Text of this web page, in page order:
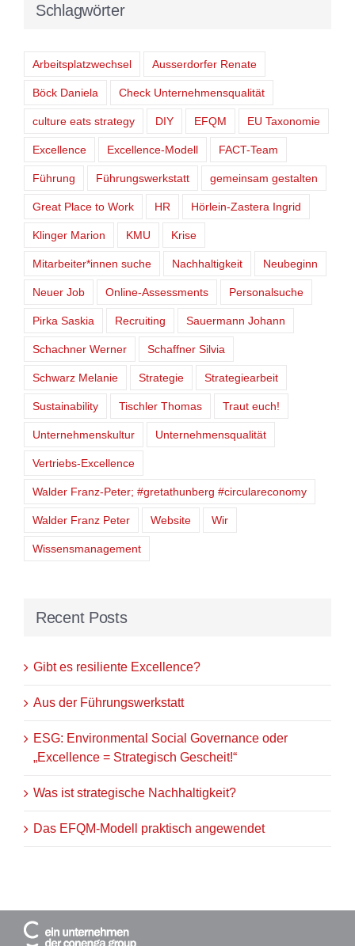
Schlagwörter
Arbeitsplatzwechsel Ausserdorfer Renate
Böck Daniela Check Unternehmensqualität
culture eats strategy DIY EFQM EU Taxonomie
Excellence Excellence-Modell FACT-Team
Führung Führungswerkstatt gemeinsam gestalten
Great Place to Work HR Hörlein-Zastera Ingrid
Klinger Marion KMU Krise
Mitarbeiter*innen suche Nachhaltigkeit Neubeginn
Neuer Job Online-Assessments Personalsuche
Pirka Saskia Recruiting Sauermann Johann
Schachner Werner Schaffner Silvia
Schwarz Melanie Strategie Strategiearbeit
Sustainability Tischler Thomas Traut euch!
Unternehmenskultur Unternehmensqualität
Vertriebs-Excellence
Walder Franz-Peter; #gretathunberg #circulareconomy
Walder Franz Peter Website Wir
Wissensmanagement
Recent Posts
Gibt es resiliente Excellence?
Aus der Führungswerkstatt
ESG: Environmental Social Governance oder
„Excellence = Strategisch Gescheit!“
Was ist strategische Nachhaltigkeit?
Das EFQM-Modell praktisch angewendet